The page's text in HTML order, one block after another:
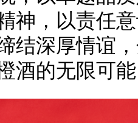
神，以责任
结深厚情谊
酒的无限可